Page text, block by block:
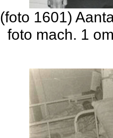
(foto 1601)
foto mach. 1